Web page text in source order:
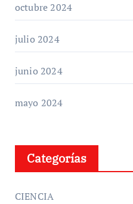
octubre 2024
julio 2024
junio 2024
mayo 2024
Categorías
CIENCIA